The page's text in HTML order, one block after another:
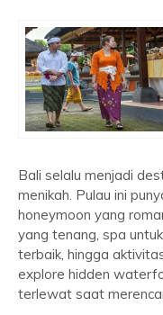
Bali selalu menjadi
menikah. Pulau ini
honeymoon yang
yang tenang, spa
terbaik, hingga
explore hidden
terlewat saat